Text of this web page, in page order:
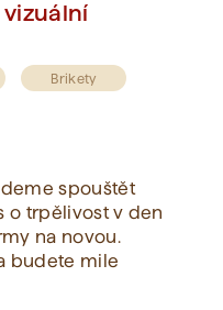
vizuální
Brikety
spouštět
o trpělivost v den
na novou.
budete mile